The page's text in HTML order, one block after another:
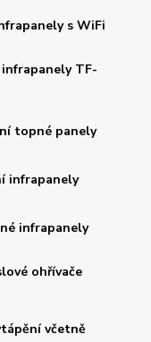
s WiFi
TF-
topné panely
infrapanely
infrapanely
ohřívače
včetně